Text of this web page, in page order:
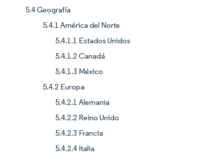
5.4 Geografía
5.4.1 América del Norte
5.4.1.1 Estados Unidos
5.4.1.2 Canadá
5.4.1.3 México
5.4.2 Europa
5.4.2.1 Alemania
5.4.2.2 Reino Unido
5.4.2.3 Francia
5.4.2.4 Italia